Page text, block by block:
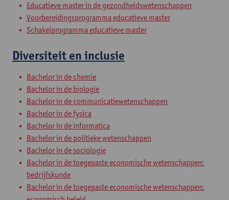
Educatieve master in de gezondheidswetenschappen
Voorbereidingsprogramma educatieve master
Schakelprogramma educatieve master
Diversiteit en inclusie
Bachelor in de chemie
Bachelor in de biologie
Bachelor in de communicatiewetenschappen
Bachelor in de fysica
Bachelor in de informatica
Bachelor in de politieke wetenschappen
Bachelor in de sociologie
Bachelor in de toegepaste economische wetenschappen:
bedrijfskunde
Bachelor in de toegepaste economische wetenschappen: